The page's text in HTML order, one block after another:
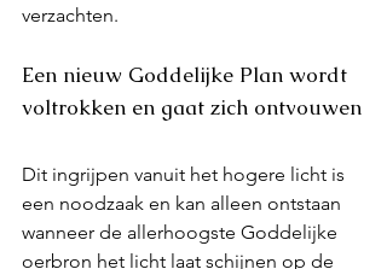
verzachten.
Een nieuw Goddelijke Plan wordt
voltrokken en gaat zich ontvouwen
Dit ingrijpen vanuit het hogere licht is
een noodzaak en kan alleen ontstaan
wanneer de allerhoogste Goddelijke
oerbron het licht laat schijnen op de